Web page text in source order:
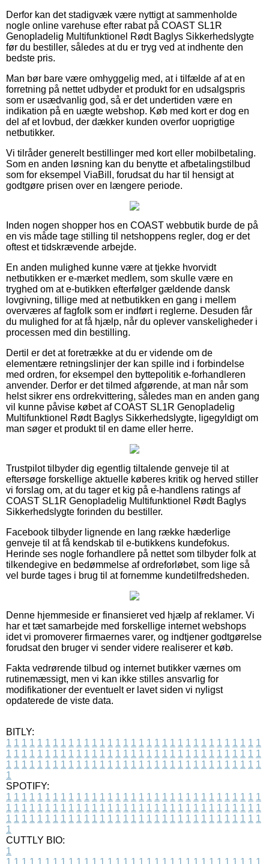
Derfor kan det stadigvæk være nyttigt at sammenholde
nogle online varehuse efter rabat på COAST SL1R
Genopladelig Multifunktionel Rødt Baglys Sikkerhedslygte
før du bestiller, således at du er tryg ved at indhente den
bedste pris.
Man bør bare være omhyggelig med, at i tilfælde af at en
forretning på nettet udbyder et produkt for en udsalgspris
som er usædvanlig god, så er det undertiden være en
indikation på en uægte webshop. Køb med kort er dog en
del af et lovbud, der dækker kunden overfor uoprigtige
netbutikker.
Vi tilråder generelt bestillinger med kort eller mobilbetaling.
Som en anden løsning kan du benytte et afbetalingstilbud
som for eksempel ViaBill, forudsat du har til hensigt at
godtgøre prisen over en længere periode.
Inden nogen shopper hos en COAST webbutik burde de på
en vis måde tage stilling til netshoppens regler, dog er det
oftest et tidskrævende arbejde.
En anden mulighed kunne være at tjekke hvorvidt
netbutikken er e-mærket medlem, som skulle være en
tryghed om at e-butikken efterfølger gældende dansk
lovgivning, tillige med at netbutikken en gang i mellem
overværes af fagfolk som er indført i reglerne. Desuden får
du mulighed for at få hjælp, når du oplever vanskeligheder i
processen med din bestilling.
Dertil er det at foretrække at du er vidende om de
elementære retningslinjer der kan spille ind i forbindelse
med ordren, for eksempel den byttepolitik e-forhandleren
anvender. Derfor er det tilmed afgørende, at man når som
helst sikrer ens ordrekvittering, således man en anden gang
vil kunne påvise købet af COAST SL1R Genopladelig
Multifunktionel Rødt Baglys Sikkerhedslygte, ligegyldigt om
man søger et produkt til en dame eller herre.
Trustpilot tilbyder dig egentlig tiltalende genveje til at
eftersøge forskellige aktuelle køberes kritik og herved stiller
vi forslag om, at du tager et kig på e-handlens ratings af
COAST SL1R Genopladelig Multifunktionel Rødt Baglys
Sikkerhedslygte forinden du bestiller.
Facebook tilbyder lignende en lang række hæderlige
genveje til at få kendskab til e-butikkens kundefokus.
Herinde ses nogle forhandlere på nettet som tilbyder folk at
tilkendegive en bedømmelse af ordreforløbet, som lige så
vel burde tages i brug til at fornemme kundetilfredsheden.
Denne hjemmeside er finansieret ved hjælp af reklamer. Vi
har et tæt samarbejde med forskellige internet webshops
idet vi promoverer firmaernes varer, og indtjener godtgørelse
forudsat den bruger vi sender videre realiserer et køb.
Fakta vedrørende tilbud og internet butikker værnes om
rutinemæssigt, men vi kan ikke stilles ansvarlig for
modifikationer der eventuelt er lavet siden vi nyligst
opdaterede de viste data.
BITLY:
1 1 1 1 1 1 1 1 1 1 1 1 1 1 1 1 1 1 1 1 1 1 1 1 1 1 1 1 1 1 1 1 1
1 1 1 1 1 1 1 1 1 1 1 1 1 1 1 1 1 1 1 1 1 1 1 1 1 1 1 1 1 1 1 1 1
1 1 1 1 1 1 1 1 1 1 1 1 1 1 1 1 1 1 1 1 1 1 1 1 1 1 1 1 1 1 1 1 1
1
SPOTIFY:
1 1 1 1 1 1 1 1 1 1 1 1 1 1 1 1 1 1 1 1 1 1 1 1 1 1 1 1 1 1 1 1 1
1 1 1 1 1 1 1 1 1 1 1 1 1 1 1 1 1 1 1 1 1 1 1 1 1 1 1 1 1 1 1 1 1
1 1 1 1 1 1 1 1 1 1 1 1 1 1 1 1 1 1 1 1 1 1 1 1 1 1 1 1 1 1 1 1 1
1
CUTTLY BIO:
1
1 1 1 1 1 1 1 1 1 1 1 1 1 1 1 1 1 1 1 1 1 1 1 1 1 1 1 1 1 1 1 1 1